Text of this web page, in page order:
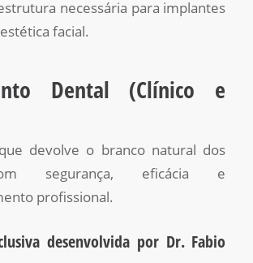
necessária para implantes
facial.
Dental (Clínico e
devolve o branco natural dos
segurança, eficácia e
profissional.
desenvolvida por Dr. Fabio